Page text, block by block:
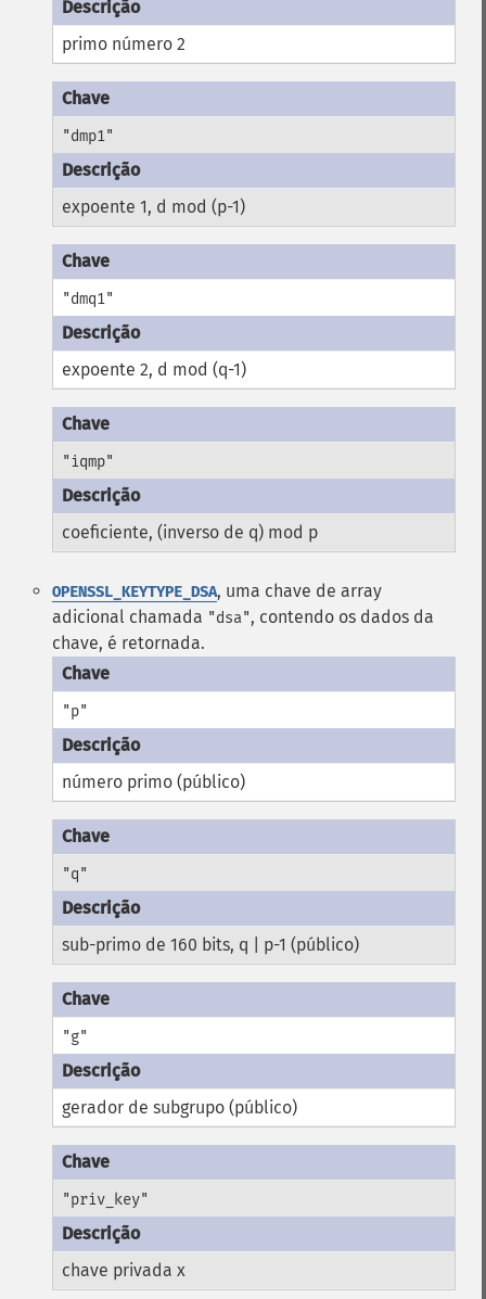
primo número 2
"dmp1"
expoente 1, d mod (p-1)
"dmq1"
expoente 2, d mod (q-1)
"iqmp"
coeficiente, (inverso de q) mod p
OPENSSL_KEYTYPE_DSA, uma chave de array
adicional chamada "dsa", contendo os dados da
chave, é retornada.
"p"
número primo (público)
"q"
sub-primo de 160 bits, q | p-1 (público)
"g"
gerador de subgrupo (público)
"priv_key"
chave privada x